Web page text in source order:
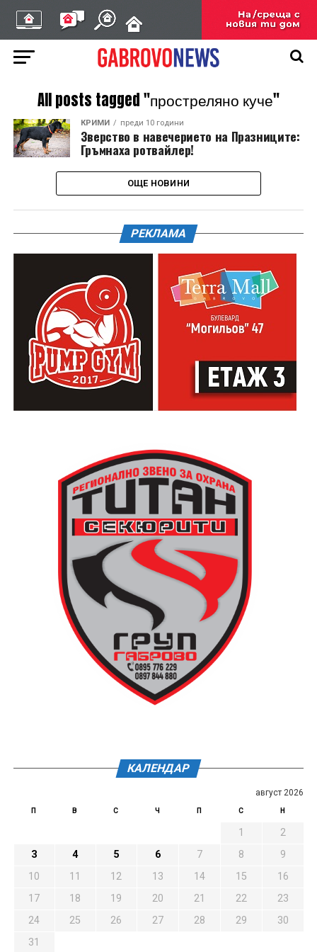
All posts tagged "простреляно куче"
КРИМИ преди 10 години
Зверство в навечерието на Празниците:
Гръмнаха ротвайлер!
ОЩЕ НОВИНИ
РЕКЛАМА
КАЛЕНДАР
август 2026
П В С Ч П С Н
1
2
3
4 5 6 7 8
9
10
11 12 13 14 15
16
17
18 19 20 21 22
23
24
25 26 27 28 29
30
31